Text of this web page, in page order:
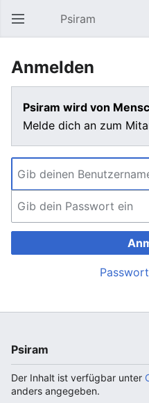
Hauptmenü öffnen Psiram
Anmelden
Psiram wird von
Melde dich an zum
Psiram
Der Inhalt ist verfügbar unter
anders angegeben.